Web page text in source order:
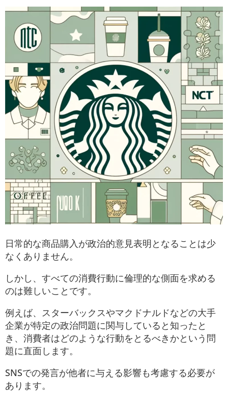
日常的な商品購入が政治的意見表明となることは少
なくありません。
しかし、すべての消費行動に倫理的な側面を求める
のは難しいことです。
例えば、スターバックスやマクドナルドなどの大手
企業が特定の政治問題に関与していると知ったと
き、消費者はどのような行動をとるべきかという問
題に直面します。
SNSでの発言が他者に与える影響も考慮する必要が
あります。